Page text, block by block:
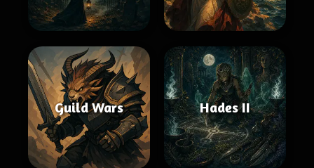
Guild Wars Hades II